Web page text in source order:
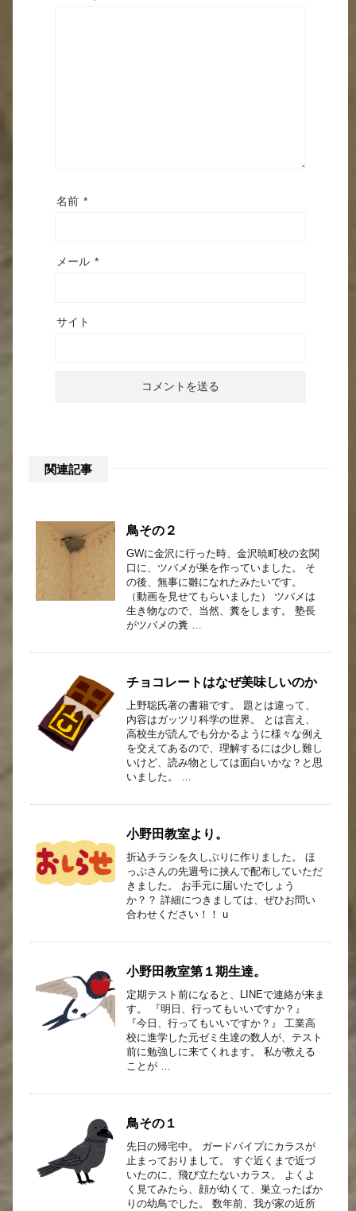
名前 *
メール *
サイト
関連記事
鳥その２
GWに金沢に行った時、金沢暁町校の玄関
口に、ツバメが巣を作っていました。 そ
の後、無事に雛になれたみたいです。
（動画を見せてもらいました） ツバメは
生き物なので、当然、糞をします。 塾長
がツバメの糞 …
チョコレートはなぜ美味しいのか
上野聡氏著の書籍です。 題とは違って、
内容はガッツリ科学の世界。 とは言え、
高校生が読んでも分かるように様々な例え
を交えてあるので、理解するには少し難し
いけど、読み物としては面白いかな？と思
いました。 …
小野田教室より。
折込チラシを久しぶりに作りました。 ほ
っぷさんの先週号に挟んで配布していただ
きました。 お手元に届いたでしょう
か？？ 詳細につきましては、ぜひお問い
合わせください！！ u
小野田教室第１期生達。
定期テスト前になると、LINEで連絡が来ま
す。 『明日、行ってもいいですか？』
『今日、行ってもいいですか？』 工業高
校に進学した元ゼミ生達の数人が、テスト
前に勉強しに来てくれます。 私が教える
ことが …
鳥その１
先日の帰宅中。 ガードパイプにカラスが
止まっておりまして。 すぐ近くまで近づ
いたのに、飛び立たないカラス。 よくよ
く見てみたら、顔が幼くて、巣立ったばか
りの幼鳥でした。 数年前、我が家の近所